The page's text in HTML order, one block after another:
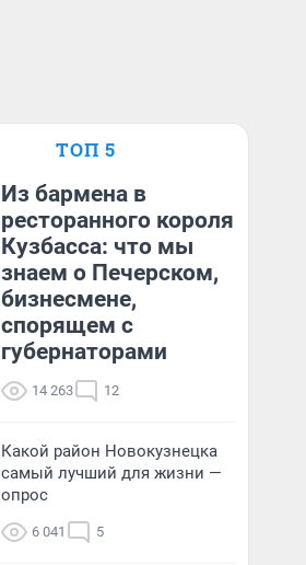
ТОП 5
Из бармена в
ресторанного короля
Кузбасса: что мы
знаем о Печерском,
бизнесмене,
спорящем с
губернаторами
14 263 12
Какой район Новокузнецка
самый лучший для жизни —
опрос
6 041 5